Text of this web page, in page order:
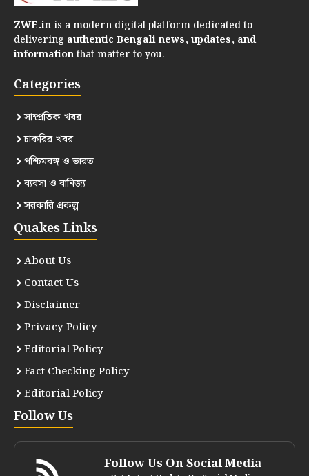
ZWE.inis a modern digital platform dedicated to
delivering authentic Bengali news, updates, and
informationthat matter to you.
Categories
সাম্প্রতিক খবর
চাকরির খবর
পশ্চিমবঙ্গ ও ভারত
ব্যবসা ও বানিজ্য
সরকারি প্রকল্প
Quakes Links
About Us
Contact Us
Disclaimer
Privacy Policy
Editorial Policy
Fact Checking Policy
Editorial Policy
Follow Us
Follow Us On Social Media